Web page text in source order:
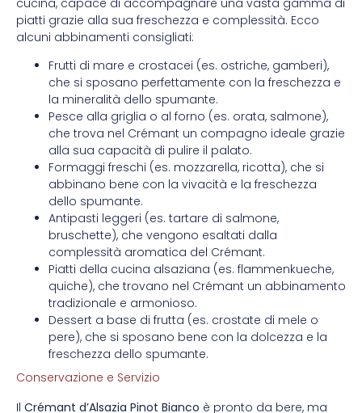
cucina, capace di accompagnare una vasta gamma di
piatti grazie alla sua freschezza e complessità. Ecco
alcuni abbinamenti consigliati:
Frutti di mare e crostacei (es. ostriche, gamberi),
che si sposano perfettamente con la freschezza e
la mineralità dello spumante.
Pesce alla griglia o al forno (es. orata, salmone),
che trova nel Crémant un compagno ideale grazie
alla sua capacità di pulire il palato.
Formaggi freschi (es. mozzarella, ricotta), che si
abbinano bene con la vivacità e la freschezza
dello spumante.
Antipasti leggeri (es. tartare di salmone,
bruschette), che vengono esaltati dalla
complessità aromatica del Crémant.
Piatti della cucina alsaziana (es. flammenkueche,
quiche), che trovano nel Crémant un abbinamento
tradizionale e armonioso.
Dessert a base di frutta (es. crostate di mele o
pere), che si sposano bene con la dolcezza e la
freschezza dello spumante.
Conservazione e Servizio
Il Crémant d’Alsazia Pinot Bianco è pronto da bere, ma